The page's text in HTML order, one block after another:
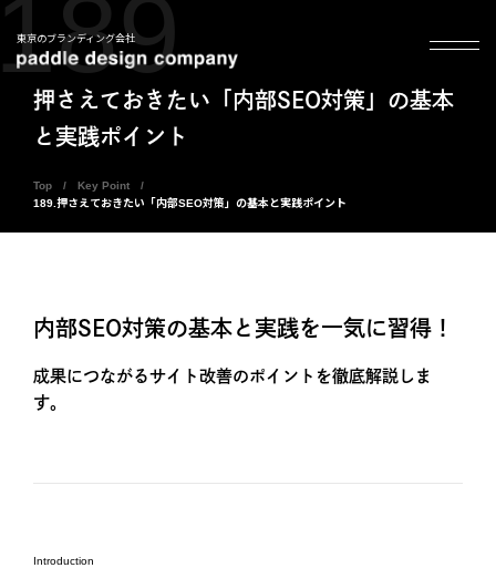
東京のブランディング会社
押さえておきたい「内部SEO対策」の基本
と実践ポイント
Top
Key Point
189.押さえておきたい「内部SEO対策」の基本と実践ポイント
内部SEO対策の基本と実践を一気に習得！
成果につながるサイト改善のポイントを徹底解説しま
す。
Introduction